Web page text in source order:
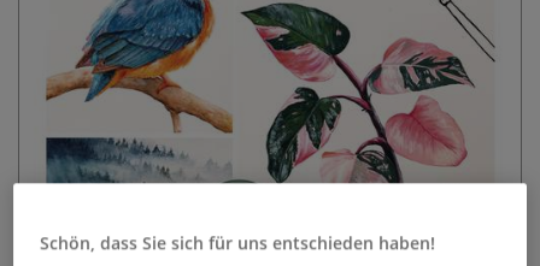
Schön, dass Sie sich für uns entschieden haben!